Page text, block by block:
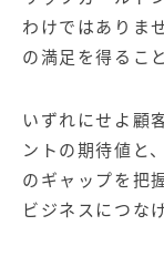
わけではありま
の満足を得るこ
いずれにせよ顧
ントの期待値と
のギャップを把
ビジネスにつな